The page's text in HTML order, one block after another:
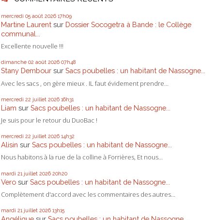
mercredi 05 août 2026 17h09
Martine Laurent sur Dossier Socogetra à Bande : le Collège
communal...
Excellente nouvelle !!!
dimanche 02 août 2026 07h48
Stany Dembour sur Sacs poubelles : un habitant de Nassogne...
Avec les sacs , on gère mieux . IL faut évidement prendre...
mercredi 22 juillet 2026 16h31
Liam sur Sacs poubelles : un habitant de Nassogne...
Je suis pour le retour du DuoBac !
mercredi 22 juillet 2026 14h32
Alisin sur Sacs poubelles : un habitant de Nassogne...
Nous habitons à la rue de la colline à Forrières, Et nous...
mardi 21 juillet 2026 20h20
Vero sur Sacs poubelles : un habitant de Nassogne...
Complètement d'accord avec les commentaires des autres...
mardi 21 juillet 2026 13h15